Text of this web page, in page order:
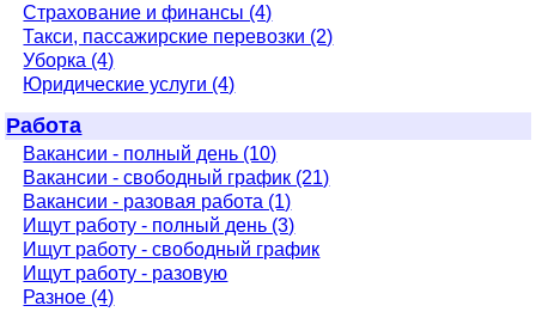
Страхование и финансы (4)
Такси, пассажирские перевозки (2)
Уборка (4)
Юридические услуги (4)
Работа
Вакансии - полный день (10)
Вакансии - свободный график (21)
Вакансии - разовая работа (1)
Ищут работу - полный день (3)
Ищут работу - свободный график
Ищут работу - разовую
Разное (4)